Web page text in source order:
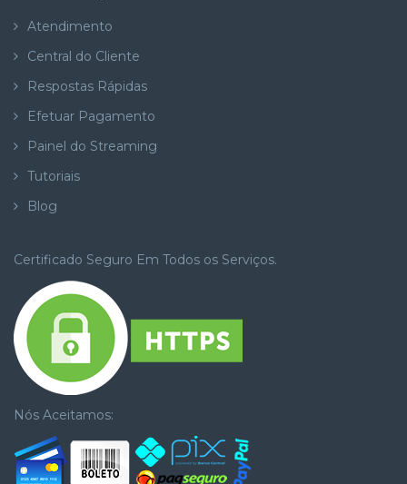
Atendimento
Central do Cliente
Respostas Rápidas
Efetuar Pagamento
Painel do Streaming
Tutoriais
Blog
Certificado Seguro Em Todos os Serviços.
Nós Aceitamos: